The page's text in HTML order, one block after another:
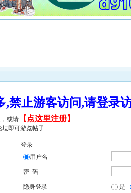
,禁止游客访问,请登
或请 【 点这里注册】
坛即可游览帖子
登录
用户名
密 码
隐身登录 是